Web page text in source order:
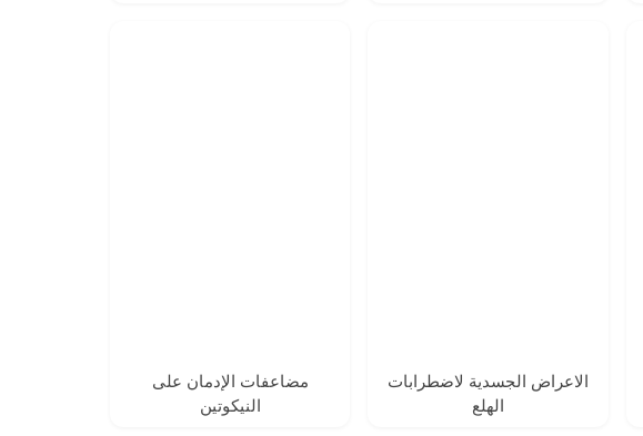
الاعراض الجسدية لاضطرابات
الهلع
مضاعفات الإدمان على
النيكوتين